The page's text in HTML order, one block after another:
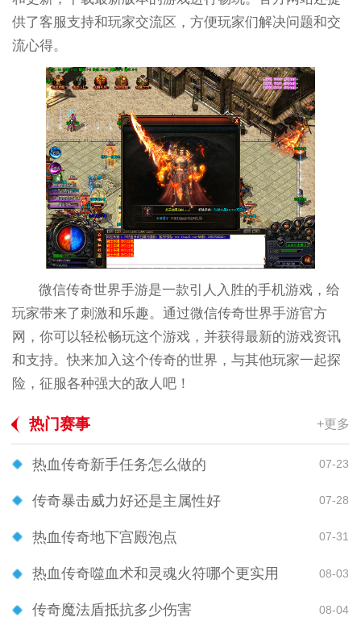
供了客服支持和玩家交流区，方便玩家们解决问题和交
流心得。
微信传奇世界手游是一款引人入胜的手机游戏，给
玩家带来了刺激和乐趣。通过微信传奇世界手游官方
网，你可以轻松畅玩这个游戏，并获得最新的游戏资讯
和支持。快来加入这个传奇的世界，与其他玩家一起探
险，征服各种强大的敌人吧！
热门赛事 +更多
热血传奇新手任务怎么做的 07-23
传奇暴击威力好还是主属性好 07-28
热血传奇地下宫殿泡点 07-31
热血传奇噬血术和灵魂火符哪个更实用 08-03
传奇魔法盾抵抗多少伤害 08-04